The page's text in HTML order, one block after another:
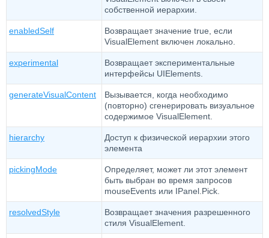
собственной иерархии.
enabledSelf
Возвращает значение true, если
VisualElement включен локально.
experimental
Возвращает экспериментальные
интерфейсы UIElements.
generateVisualContent
Вызывается, когда необходимо
(повторно) сгенерировать визуальное
содержимое VisualElement.
hierarchy
Доступ к физической иерархии этого
элемента
pickingMode
Определяет, может ли этот элемент
быть выбран во время запросов
mouseEvents или IPanel.Pick.
resolvedStyle
Возвращает значения разрешенного
стиля VisualElement.